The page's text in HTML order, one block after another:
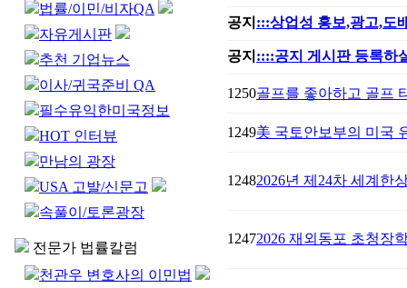
법률/이민/비자QA
자유게시판
추천 기업뉴스
이사/귀국준비 QA
필수유익한미국정보
HOT 인터뷰
만남의 광장
USA 고발/신문고
속풀이/토론광장
전문가 법률칼럼
천관우 변호사의 이민법
공지 :::상업성 홍보,광고,도
공지 ::::공지 게시판 등록하
1250골프를 좋아하고 골프
1249美 국토안보부의 미국
12482026년 제24차 세계한
12472026 재외동포 초청장